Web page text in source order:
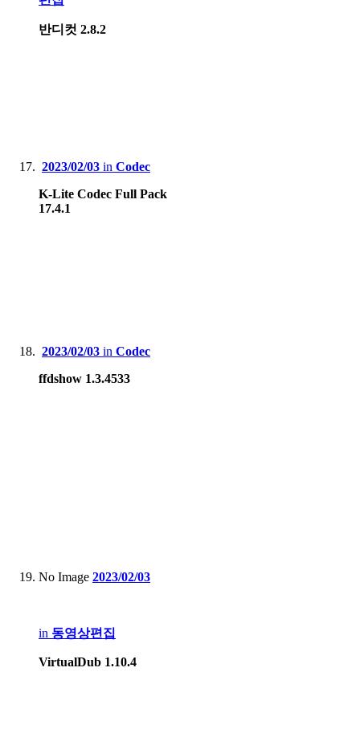
반디컷 2.8.2
2023/02/03 in Codec
K-Lite Codec Full Pack
17.4.1
2023/02/03 in Codec
ffdshow 1.3.4533
No Image 2023/02/03
in 동영상편집
VirtualDub 1.10.4